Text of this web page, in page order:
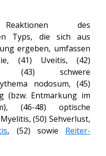
des
Typs, die sich aus
ergeben, umfassen
(41) Uveitis, (42)
(43) schwere
nodosum, (45)
(bzw. Entmarkung im
(46-48) optische
(50) Sehverlust,
, (52) sowie Reiter-